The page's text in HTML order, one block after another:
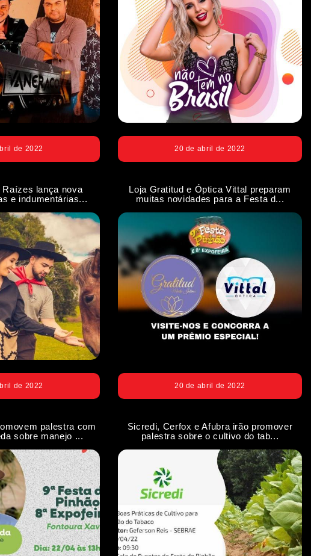
de 2022 20 de abril de 2022
lança nova
e indumentárias...
de 2022
Loja Gratitud e Óptica Vittal preparam
muitas novidades para a Festa d...
20 de abril de 2022
palestra com
sobre manejo ...
Sicredi, Cerfox e Afubra irão promover
palestra sobre o cultivo do tab...